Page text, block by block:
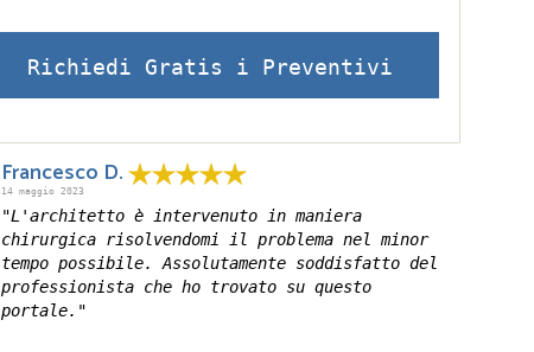
Richiedi Gratis i Preventivi
Francesco D.
14 maggio 2023
"L'architetto è intervenuto in maniera
chirurgica risolvendomi il problema nel minor
tempo possibile. Assolutamente soddisfatto del
professionista che ho trovato su questo
portale."